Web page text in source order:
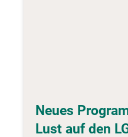
Neues
Lust auf den